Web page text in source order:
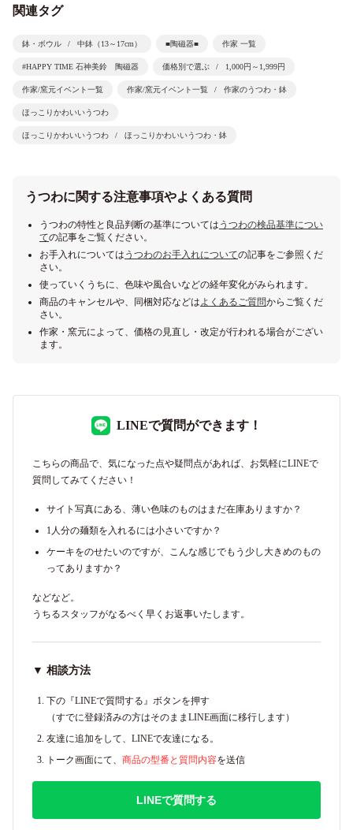
関連タグ
鉢・ボウル 中鉢（13～17cm） ■陶磁器■ 作家 一覧
#HAPPY TIME 石神美鈴 陶磁器 価格別で選ぶ 1,000円～1,999円
作家/窯元イベント一覧 作家/窯元イベント一覧 作家のうつわ・鉢
ほっこりかわいいうつわ
ほっこりかわいいうつわ ほっこりかわいいうつわ・鉢
うつわに関する注意事項やよくある質問
うつわの特性と良品判断の基準については うつわの検品基準につい
ての記事をご覧ください。
お手入れについては うつわのお手入れについての記事をご参照くだ
さい。
使っていくうちに、色味や風合いなどの経年変化がみられます。
商品のキャンセルや、同梱対応などはよくあるご質問からご覧くだ
さい。
作家・窯元によって、価格の見直し・改定が行われる場合がござい
ます。
LINEで質問ができます！
こちらの商品で、気になった点や疑問点があれば、お気軽にLINEで
質問してみてください！
サイト写真にある、薄い色味のものはまだ在庫ありますか？
1人分の麺類を入れるには小さいですか？
ケーキをのせたいのですが、こんな感じでもう少し大きめのもの
ってありますか？
などなど。
うちるスタッフがなるべく早くお返事いたします。
▼ 相談方法
下の『LINEで質問する』ボタンを押す
（すでに登録済みの方はそのままLINE画面に移行します）
友達に追加をして、LINEで友達になる。
トーク画面にて、 商品の型番と質問内容を送信
LINEで質問する